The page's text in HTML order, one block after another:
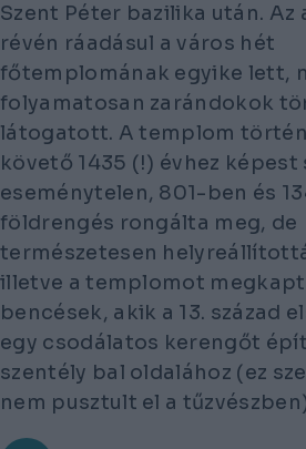
Szent Péter bazilika után. Az
révén ráadásul a város hét
főtemplomának egyike lett,
folyamatosan zarándokok
látogatott. A templom
követő 1435 (!) évhez képest
eseménytelen, 801-ben és
földrengés rongálta meg, de
természetesen
illetve a templomot
bencések, akik a 13. század
egy csodálatos kerengőt
szentély bal oldalához (ez
nem pusztult el a